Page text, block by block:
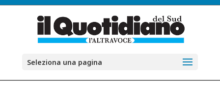
Seleziona una pagina